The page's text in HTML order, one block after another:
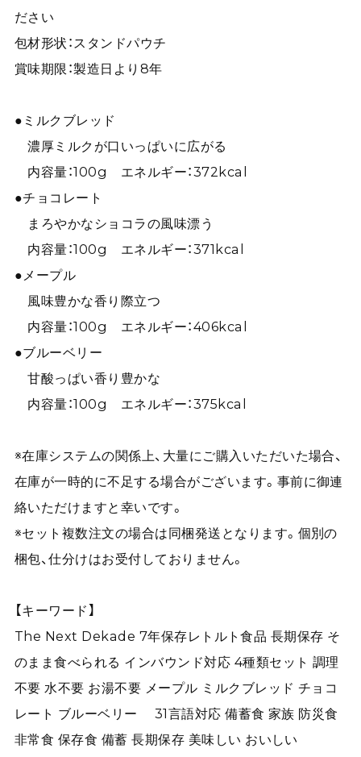
ださい
包材形状：スタンドパウチ
賞味期限：製造日より8年
●ミルクブレッド
濃厚ミルクが口いっぱいに広がる
内容量：100g エネルギー：372kcal
●チョコレート
まろやかなショコラの風味漂う
内容量：100g エネルギー：371kcal
●メープル
風味豊かな香り際立つ
内容量：100g エネルギー：406kcal
●ブルーベリー
甘酸っぱい香り豊かな
内容量：100g エネルギー：375kcal
※在庫システムの関係上、大量にご購入いただいた場合、
在庫が一時的に不足する場合がございます。事前に御連
絡いただけますと幸いです。
※セット複数注文の場合は同梱発送となります。個別の
梱包、仕分けはお受付しておりません。
【キーワード】
The Next Dekade 7年保存レトルト食品 長期保存 そ
のまま食べられる インバウンド対応 4種類セット 調理
不要 水不要 お湯不要 メープル ミルクブレッド チョコ
レート ブルーベリー 31言語対応 備蓄食 家族 防災食
非常食 保存食 備蓄 長期保存 美味しい おいしい